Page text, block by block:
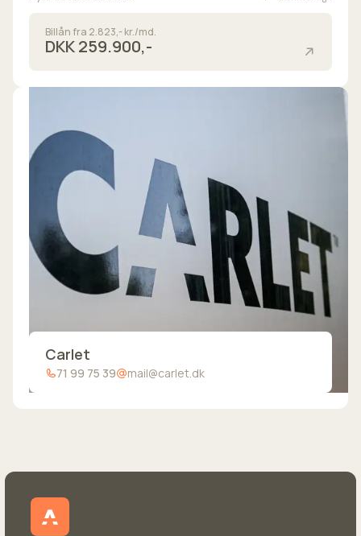
Billån fra 2.823,- kr./md.
DKK 259.900,-
Carlet
71 99 75 39 mail@carlet.dk